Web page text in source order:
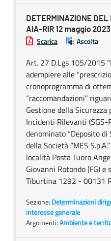
DETERMINAZIONE DEL
AIA-RIR 12 maggio
Scarica Ascolta
Art. 27 D.Lgs 105/2015
adempiere alle
cronoprogramma di
“raccomandazioni”
Gestione della
Incidenti Rilevanti
denominato “Deposito di
della Società “MES
località Posta Tuoro
Giovanni Rotondo (FG) e
Tiburtina 1292 - 00131
Sezione: Determinazioni
interesse generale
Argomenti:Ambiente e